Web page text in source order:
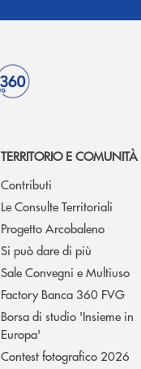
TERRITORIO E COMUNITÀ
Contributi
Le Consulte Territoriali
Progetto Arcobaleno
Si può dare di più
Sale Convegni e Multiuso
Factory Banca 360 FVG
Borsa di studio 'Insieme in
Europa'
Contest fotografico 2026